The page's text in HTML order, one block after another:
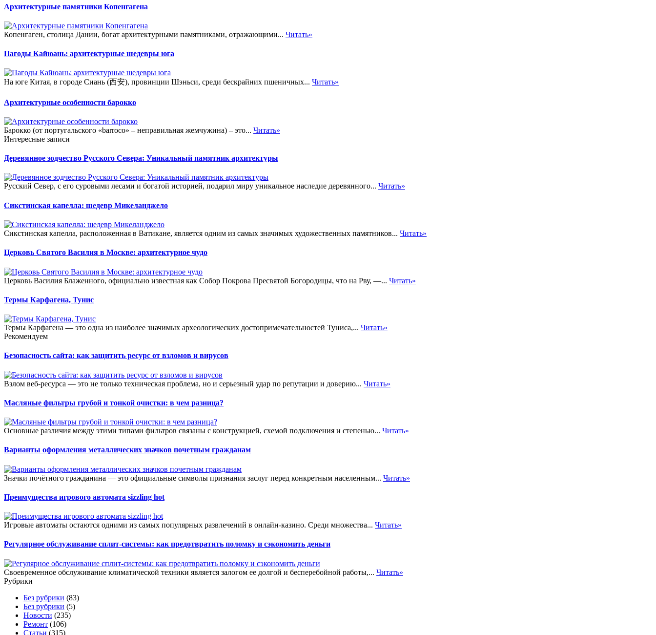
Архитектурные памятники Копенгагена
Копенгаген, столица Дании, богат архитектурными памятниками, отражающими... Читать»
Пагоды Кайюань: архитектурные шедевры юга
На юге Китая, в городе Сиань (西安), провинции Шэньси, среди бескрайних пшеничных... Читать»
Архитектурные особенности барокко
Барокко (от португальского «barroco» – неправильная жемчужина) – это... Читать»
Интересные записи
Деревянное зодчество Русского Севера: Уникальный памятник архитектуры
Русский Север, с его суровыми лесами и богатой историей, подарил миру уникальное наследие деревянного... Читать»
Сикстинская капелла: шедевр Микеланджело
Сикстинская капелла, расположенная в Ватикане, является одним из самых значимых художественных памятников... Читать»
Церковь Святого Василия в Москве: архитектурное чудо
Церковь Василия Блаженного, официально известная как Собор Покрова Пресвятой Богородицы, что на Рву, —... Читать»
Термы Карфагена, Тунис
Термы Карфагена — это одна из наиболее значимых археологических достопримечательностей Туниса,... Читать»
Рекомендуем
Безопасность сайта: как защитить ресурс от взломов и вирусов
Взлом веб-ресурса — это не только техническая проблема, но и серьезный удар по репутации и доверию... Читать»
Масляные фильтры грубой и тонкой очистки: в чем разница?
Основные различия между этими типами фильтров связаны с конструкцией, схемой подключения и степенью... Читать»
Варианты оформления металлических значков почетным гражданам
Значки почётного гражданина — это официальные символы признания заслуг перед конкретным населенным... Читать»
Преимущества игрового автомата sizzling hot
Игровые автоматы остаются одними из самых популярных развлечений в онлайн-казино. Среди множества... Читать»
Регулярное обслуживание сплит-системы: как предотвратить поломку и сэкономить деньги
Своевременное обслуживание климатической техники является залогом ее долгой и бесперебойной работы,... Читать»
Рубрики
Без рубрики (83)
Без рубрики (5)
Новости (235)
Ремонт (106)
Статьи (315)